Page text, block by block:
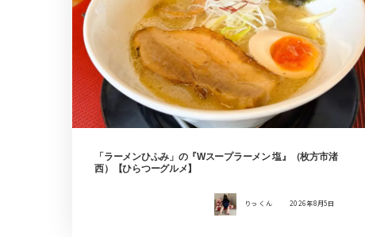
「ラーメンひふみ」の『Wスープラーメン 塩』（枚方市渚
西）【ひらつーグルメ】
りっ くん 2026年8月5日